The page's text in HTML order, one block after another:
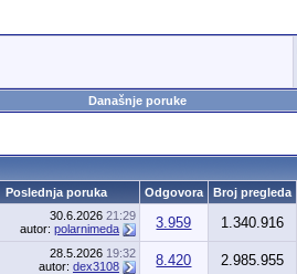
Današnje poruke
Poslednja poruka Odgovora Broj pregleda
30.6.2026 21:29
autor: polarnimeda 3.959 1.340.916
28.5.2026 19:32
autor: dex3108 8.420 2.985.955